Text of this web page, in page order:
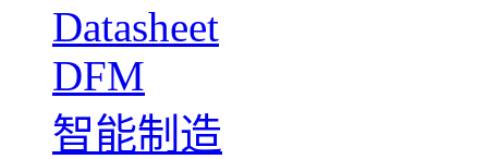
Datasheet
DFM
智能制造